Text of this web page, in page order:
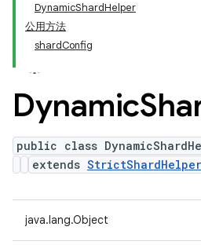
DynamicShardHelper
公用方法
shardConfig
Dynamic
public class
extends StrictShardHelper
java.lang.Object